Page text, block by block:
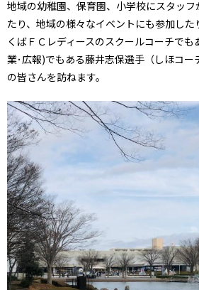
地域の幼稚園、保育園、小学校にスタッ
たり、地域の様々なイベントにも参加し
くばＦＣレディースのスクールコーチで
業･広報)でもある藤井志保選手（しほコー
の皆さんを訪ねます。